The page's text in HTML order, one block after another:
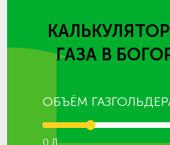
ГАЗА В
ОБЪЁМ